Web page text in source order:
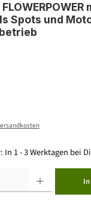
Spots und
1 - 3 Werktagen bei